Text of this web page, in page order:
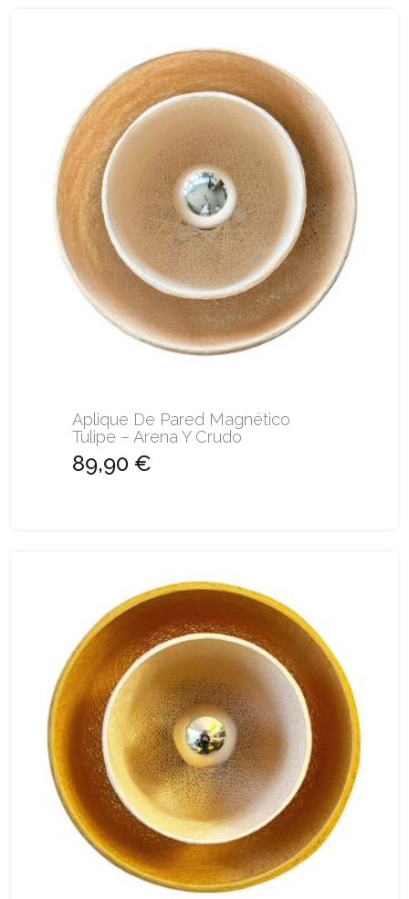
Aplique De Pared Magnético
Tulipe – Arena Y Crudo
89,90 €